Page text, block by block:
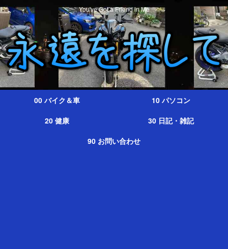
You've Got a Friend in Me
00 バイク＆車
10 パソコン
20 健康
30 日記・雑記
90 お問い合わせ